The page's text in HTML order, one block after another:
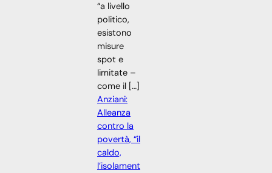
“a livello
politico,
esistono
misure
spot e
limitate –
come il […]
Anziani:
Alleanza
contro la
povertà, “il
caldo,
l’isolament